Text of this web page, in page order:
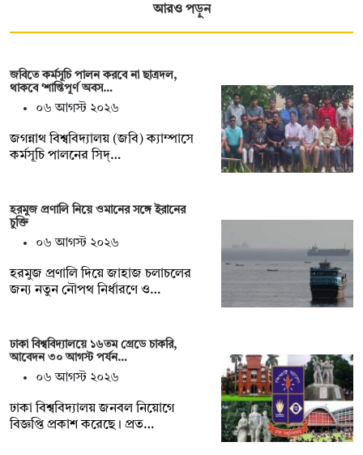
আরও পড়ুন
জবিতে কর্মসূচি পালন করবে না ছাত্রদল,
থাকবে ‘শান্তিপূর্ণ অবস…
০৬ আগস্ট ২০২৬
জগন্নাথ বিশ্ববিদ্যালয় (জবি) ক্যাম্পাসে
কর্মসূচি পালনের সিদ্…
হরমুজ প্রণালি নিয়ে ওমানের সঙ্গে ইরানের
চুক্তি
০৬ আগস্ট ২০২৬
হরমুজ প্রণালি দিয়ে জাহাজ চলাচলের
জন্য নতুন নৌপথ নির্ধারণে ও…
ঢাকা বিশ্ববিদ্যালয়ে ১৬তম গ্রেডে চাকরি,
আবেদন ৩০ আগস্ট পর্যন…
০৬ আগস্ট ২০২৬
ঢাকা বিশ্ববিদ্যালয় জনবল নিয়োগে
বিজ্ঞপ্তি প্রকাশ করেছে। প্রত…